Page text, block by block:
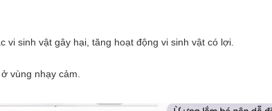
vi sinh vật gây hại, tăng hoạt động vi sinh vật có lợi.
vùng nhạy cảm.